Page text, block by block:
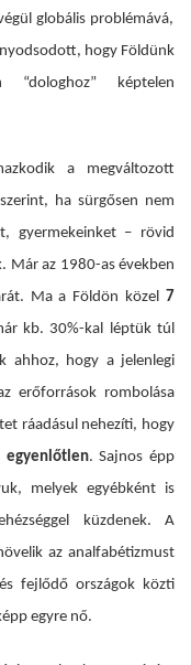
globális problémává,
hogy Földünk
“dologhoz” képtelen
a megváltozott
ha sürgősen nem
gyermekeinket – rövid
Már az 1980-as években
Ma a Földön közel 7
kb. 30%-kal léptük túl
ahhoz, hogy a jelenlegi
erőforrások rombolása
ráadásul nehezíti, hogy
egyenlőtlen. Sajnos épp
melyek egyébként is
küzdenek. A
az analfabétizmust
fejlődő országok közti
egyre nő.